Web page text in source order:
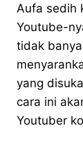
Aufa sedih
Youtube-
tidak
yang
cara ini
Youtuber